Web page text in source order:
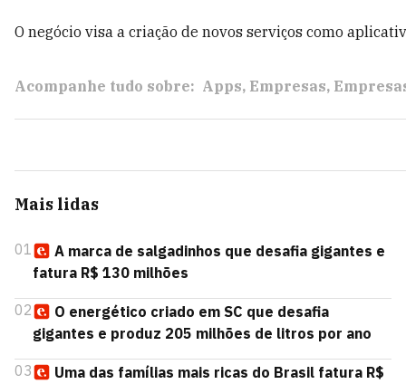
O negócio visa a criação de novos serviços como
Acompanhe tudo sobre: Apps Empresas
Mais lidas
01
A marca de salgadinhos que desafia gigantes e
fatura R$ 130 milhões
02
O energético criado em SC que desafia
gigantes e produz 205 milhões de litros por ano
03
Uma das famílias mais ricas do Brasil fatura R$